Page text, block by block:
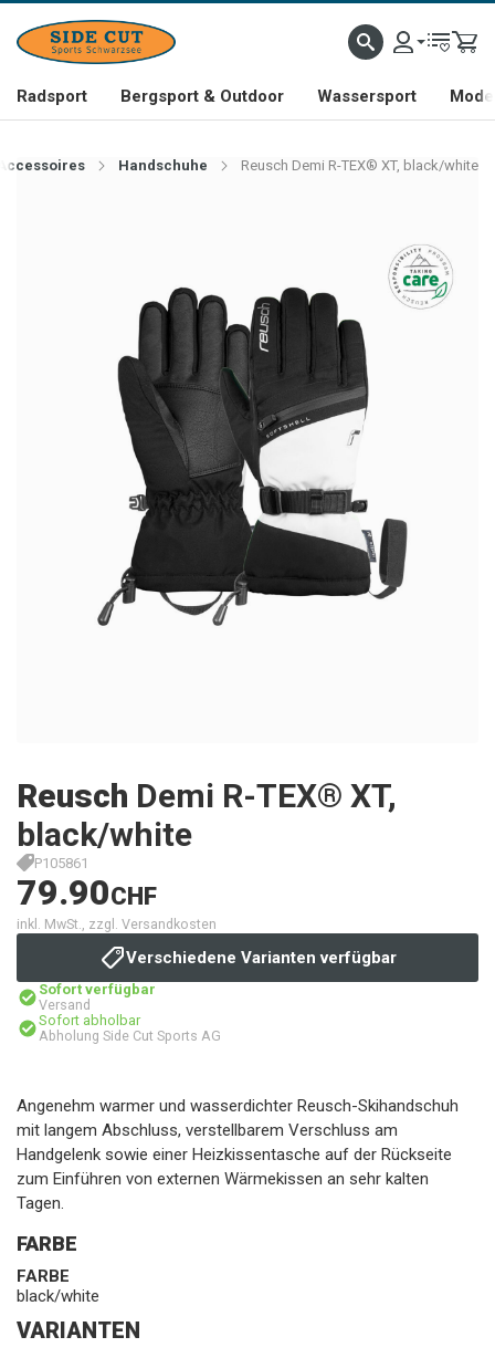
Radsport Bergsport & Outdoor Wassersport
Handschuhe Reusch Demi R-TEX® XT, black/white
Reusch Demi R-TEX® XT,
black/white
P105861
79.90CHF
inkl. MwSt., zzgl. Versandkosten
Verschiedene Varianten verfügbar
Sofort verfügbar
Versand
Sofort abholbar
Abholung Side Cut Sports AG
Angenehm warmer und wasserdichter Reusch-Skihandschuh
mit langem Abschluss, verstellbarem Verschluss am
Handgelenk sowie einer Heizkissentasche auf der Rückseite
zum Einführen von externen Wärmekissen an sehr kalten
Tagen.
FARBE
FARBE
black/white
VARIANTEN